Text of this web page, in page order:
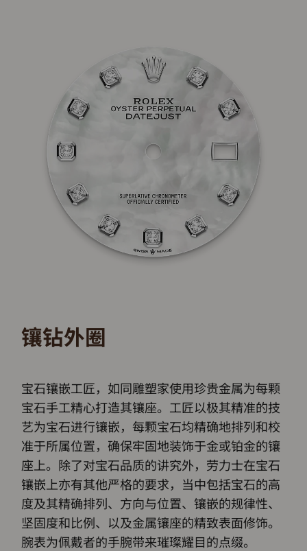
镶钻外圈
宝石镶嵌工匠，如同雕塑家使用珍贵金属为每颗
宝石手工精心打造其镶座。工匠以极其精准的技
艺为宝石进行镶嵌，每颗宝石均精确地排列和校
准于所属位置，确保牢固地装饰于金或铂金的镶
座上。除了对宝石品质的讲究外，劳力士在宝石
镶嵌上亦有其他严格的要求，当中包括宝石的高
度及其精确排列、方向与位置、镶嵌的规律性、
坚固度和比例、以及金属镶座的精致表面修饰。
腕表为佩戴者的手腕带来璀璨耀目的点缀。